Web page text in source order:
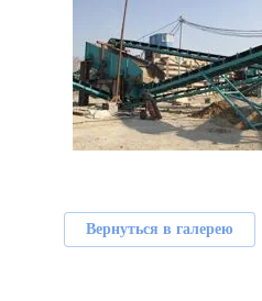
Вернуться в галерею